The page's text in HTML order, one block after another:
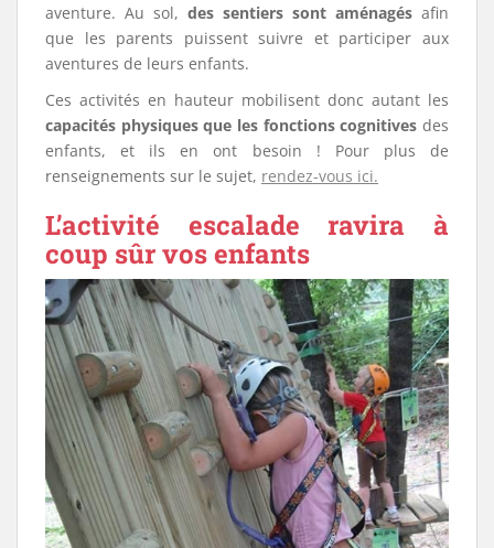
aventure. Au sol, des sentiers sont aménagés afin
que les parents puissent suivre et participer aux
aventures de leurs enfants.
Ces activités en hauteur mobilisent donc autant les
capacités physiques que les fonctions cognitives des
enfants, et ils en ont besoin ! Pour plus de
renseignements sur le sujet, rendez-vous ici.
L’activité escalade ravira à
coup sûr vos enfants